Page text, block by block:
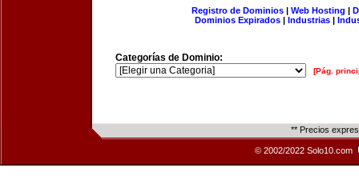
Registro de Dominios| Web Hosting |
Dominios Expirados | Industrias |
Categorías de Dominio:
[Pág.
** Precios
© 2002/2022 Solo10.com